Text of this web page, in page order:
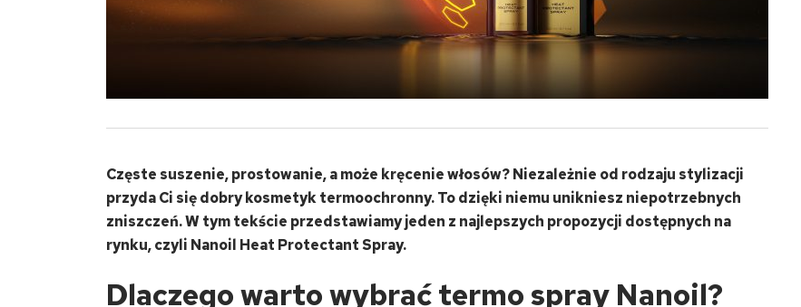
Częste suszenie, prostowanie, a może kręcenie włosów? Niezależnie od rodzaju stylizacji
przyda Ci się dobry kosmetyk termoochronny. To dzięki niemu unikniesz niepotrzebnych
zniszczeń. W tym tekście przedstawiamy jeden z najlepszych propozycji dostępnych na
rynku, czyli Nanoil Heat Protectant Spray.
Dlaczego warto wybrać termo spray Nanoil?